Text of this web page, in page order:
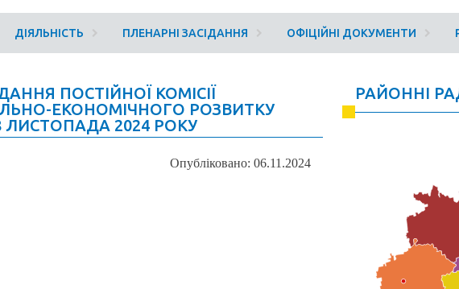
ДІЯЛЬНІСТЬ ПЛЕНАРНІ ЗАСІДАННЯ ОФІЦІЙНІ ДОКУМЕНТИ
ПОСТІЙНОЇ КОМІСІЇ
ЕКОНОМІЧНОГО РОЗВИТКУ
ЛИСТОПАДА 2024 РОКУ
Опубліковано: 06.11.2024
РАЙОННІ